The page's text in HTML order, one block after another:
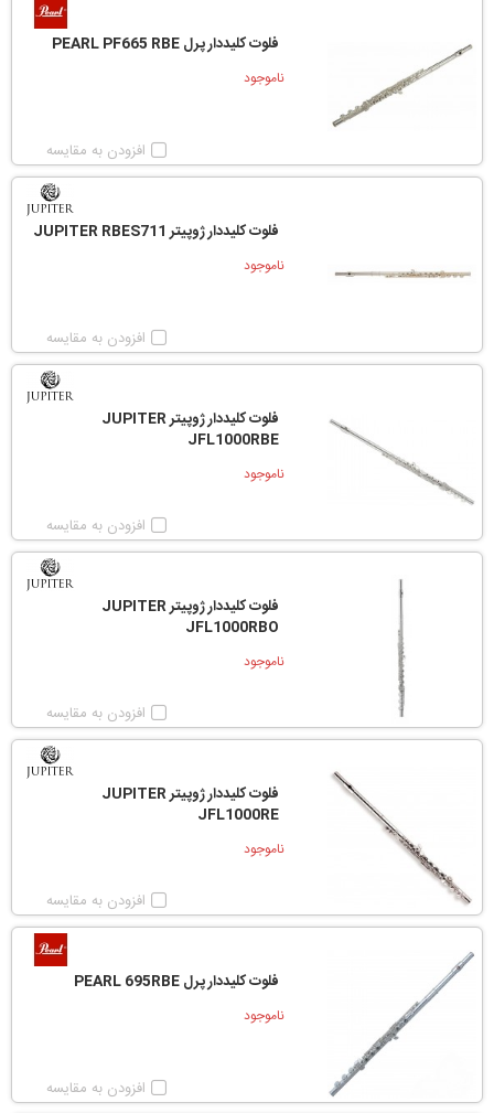
فلوت کلیددار پرل PEARL PF665 RBE
ناموجود
افزودن به مقایسه
فلوت کلیددار ژوپیتر JUPITER RBES711
ناموجود
افزودن به مقایسه
فلوت کلیددار ژوپیتر JUPITER
JFL1000RBE
ناموجود
افزودن به مقایسه
فلوت کلیددار ژوپیتر JUPITER
JFL1000RBO
ناموجود
افزودن به مقایسه
فلوت کلیددار ژوپیتر JUPITER
JFL1000RE
ناموجود
افزودن به مقایسه
فلوت کلیددار پرل PEARL 695RBE
ناموجود
افزودن به مقایسه